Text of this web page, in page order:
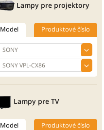
Lampy pre projektory
Model Produktové číslo
Lampy pre TV
Model Produktové číslo